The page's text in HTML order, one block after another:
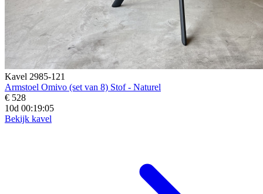
Kavel 2985-121
Armstoel Omivo (set van 8) Stof - Naturel
€ 528
10d 00:19:04
Bekijk kavel